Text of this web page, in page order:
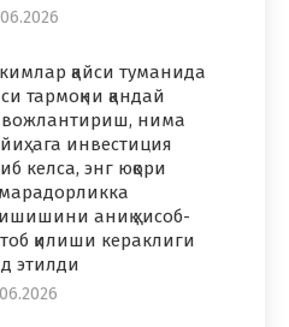
қайси туманида
тармоқни қандай
нима
инвестиция
келса, энг юқори
аниқ ҳисоб-
қилиши кераклиги
этилди